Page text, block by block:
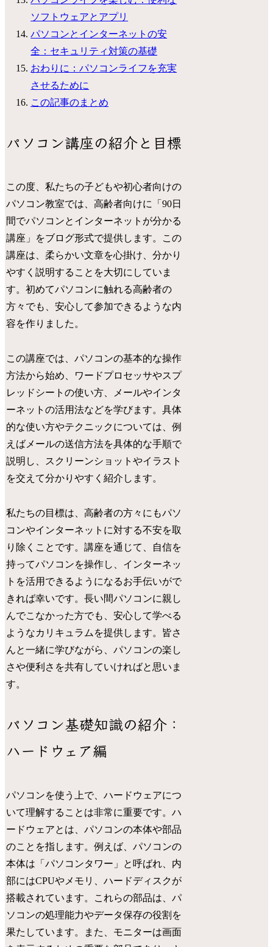
ソフトウェアとアプリ
パソコンとインターネットの安
全：セキュリティ対策の基礎
おわりに：パソコンライフを充実
させるために
この記事のまとめ
パソコン講座の紹介と目標
この度、私たちの子どもや初心者向けの
パソコン教室では、高齢者向けに「90日
間でパソコンとインターネットが分かる
講座」をブログ形式で提供します。この
講座は、柔らかい文章を心掛け、分かり
やすく説明することを大切にしていま
す。初めてパソコンに触れる高齢者の
方々でも、安心して参加できるような内
容を作りました。
この講座では、パソコンの基本的な操作
方法から始め、ワードプロセッサやスプ
レッドシートの使い方、メールやインタ
ーネットの活用法などを学びます。具体
的な使い方やテクニックについては、例
えばメールの送信方法を具体的な手順で
説明し、スクリーンショットやイラスト
を交えて分かりやすく紹介します。
私たちの目標は、高齢者の方々にもパソ
コンやインターネットに対する不安を取
り除くことです。講座を通じて、自信を
持ってパソコンを操作し、インターネッ
トを活用できるようになるお手伝いがで
きれば幸いです。長い間パソコンに親し
んでこなかった方でも、安心して学べる
ようなカリキュラムを提供します。皆さ
んと一緒に学びながら、パソコンの楽し
さや便利さを共有していければと思いま
す。
パソコン基礎知識の紹介：
ハードウェア編
パソコンを使う上で、ハードウェアにつ
いて理解することは非常に重要です。ハ
ードウェアとは、パソコンの本体や部品
のことを指します。例えば、パソコンの
本体は「パソコンタワー」と呼ばれ、内
部にはCPUやメモリ、ハードディスクが
搭載されています。これらの部品は、パ
ソコンの処理能力やデータ保存の役割を
果たしています。また、モニターは画面